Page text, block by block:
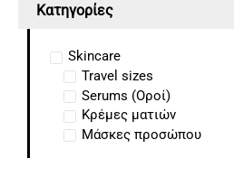
Κατηγορίες
Skincare
Travel sizes
Serums (Οροί)
Κρέμες ματιών
Μάσκες προσώπου